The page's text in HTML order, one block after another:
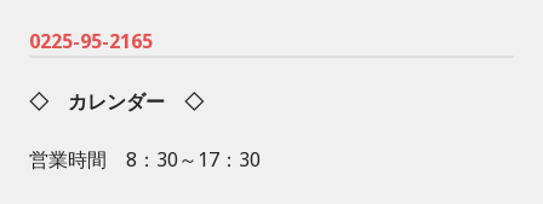
0225-95-2165
◇ カレンダー ◇
営業時間 8：30～17：30